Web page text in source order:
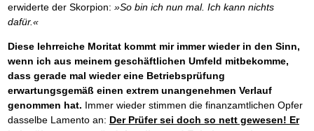
erwiderte der Skorpion: »So bin ich nun mal. Ich kann nichts
dafür.«
Diese lehrreiche Moritat kommt mir immer wieder in den Sinn,
wenn ich aus meinem geschäftlichen Umfeld mitbekomme,
dass gerade mal wieder eine Betriebsprüfung
erwartungsgemäß einen extrem unangenehmen Verlauf
genommen hat. Immer wieder stimmen die finanzamtlichen Opfer
dasselbe Lamento an: Der Prüfer sei doch so nett gewesen! Er